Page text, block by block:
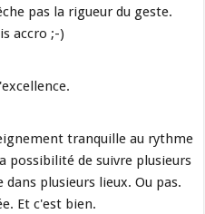
pas la rigueur du geste.
accro ;-)
tranquille au rythme
possibilité de suivre plusieurs
dans plusieurs lieux. Ou pas.
Et c'est bien.